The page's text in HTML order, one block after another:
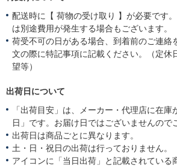
配送時に【 荷物の受け取り 】が必要です
は別途費用が発生する場合もございます。
荷受不可の日がある場合、到着前のご連絡
文の際に特記事項に記載ください。（定休
望等）
出荷日について
「出荷目安」は、メーカー・代理店に在
日」です。お届け日ではございませんので
出荷日は商品ごとに異なります。
土・日・祝日の出荷は行っておりません。
アイコンに「当日出荷」と記載されている